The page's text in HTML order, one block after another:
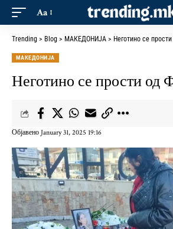
Aa
Trending > Blog > МАКЕДОНИЈА > Неготино се
МАКЕДОНИЈА
Неготино се прости од
Објавено January 31, 2025 19:16